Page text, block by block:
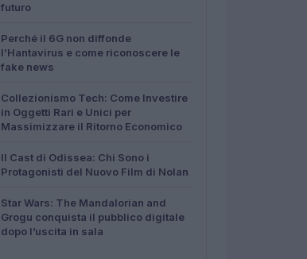
futuro
Perché il 6G non diffonde
l’Hantavirus e come riconoscere le
fake news
Collezionismo Tech: Come Investire
in Oggetti Rari e Unici per
Massimizzare il Ritorno Economico
Il Cast di Odissea: Chi Sono i
Protagonisti del Nuovo Film di Nolan
Star Wars: The Mandalorian and
Grogu conquista il pubblico digitale
dopo l’uscita in sala